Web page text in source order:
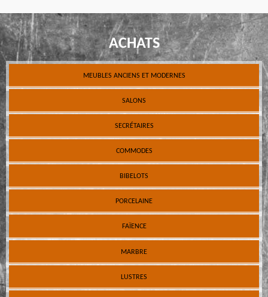
ACHATS
MEUBLES ANCIENS ET MODERNES
SALONS
SECRÉTAIRES
COMMODES
BIBELOTS
PORCELAINE
FAÏENCE
MARBRE
LUSTRES